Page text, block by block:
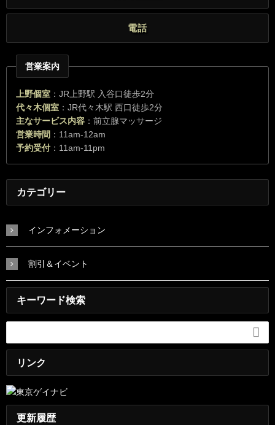
電話
営業案内
上野個室 ：JR上野駅 入谷口徒歩2分
代々木個室 ：JR代々木駅 西口徒歩2分
主なサービス内容 ：前立腺マッサージ
営業時間 ：11am-12am
予約受付 ：11am-11pm
カテゴリー
インフォメーション
割引＆イベント
キーワード検索

リンク
更新履歴